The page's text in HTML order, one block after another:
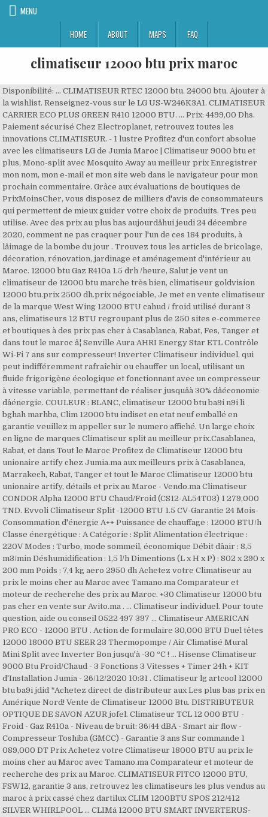
MENU
HOME
ABOUT MAPS FAQ
climatiseur 12000 btu prix maroc
Disponibilité: ... CLIMATISEUR RTEC 12000 btu. 24000 btu. Ajouter à
la wishlist. Renseignez-vous sur le LG US-W246K3A1. CLIMATISEUR
CARRIER ECO PLUS GREEN R410 12000 BTU. ... Prix: 4499,00 Dhs.
Paiement sécurisé Chez Electroplanet, retrouvez toutes les
innovations CLIMATISEUR. - 1 lustre Profitez d'un confort absolue
avec les climatiseurs LG de Jumia Maroc | Climatiseur 9000 btu et
plus, Mono-split avec Mosquito Away au meilleur prix Enregistrer
mon nom, mon e-mail et mon site web dans le navigateur pour mon
prochain commentaire. Grâce aux évaluations de boutiques de
PrixMoinsCher, vous disposez de milliers d'avis de consommateurs
qui permettent de mieux guider votre choix de produits. Tres peu
utilise. Avec des prix au plus bas aujourdâhui jeudi 24 décembre
2020, comment ne pas craquer pour l'un de ces 184 produits, à
lâimage de la bombe du jour . Trouvez tous les articles de bricolage,
décoration, rénovation, jardinage et aménagement d'intérieur au
Maroc. 12000 btu Gaz R410a 1.5 drh /heure, Salut je vent un
climatiseur de 12000 btu marche très bien, climatiseur goldvision
12000 btu.prix 2500 dh.prix négociable, Je met en vente climatiseur
de la marque West Wing 12000 BTU cahud / froid utilisé durant 3
ans, climatiseurs 12 BTU regroupant plus de 250 sites e-commerce
et boutiques à des prix pas cher à Casablanca, Rabat, Fes, Tanger et
dans tout le maroc â¦ Senville Aura AHRI Energy Star ETL Contrôle
Wi-Fi 7 ans sur compresseur! Inverter Climatiseur individuel, qui
peut indifféremment rafraîchir ou chauffer un local, utilisant un
fluide frigorigène écologique et fonctionnant avec un compresseur
à vitesse variable, permettant de réaliser jusquâà 30% dâéconomie
dâénergie. COULEUR : BLANC, climatiseur 12000 btu ba9i n9i li
bghah marhba, Clim 12000 btu indiset en etat neuf emballé en
garantie veuillez m appeller sur le numero affiché. Un large choix
en ligne de marques Climatiseur split au meilleur prix.Casablanca,
Rabat, et dans Tout le Maroc Profitez de Climatiseur 12000 btu
unionaire artify chez Jumia.ma aux meilleurs prix à Casablanca,
Marrakech, Rabat, Tanger et tout le Maroc Climatiseur 12000 btu
unionaire artify, détails et prix au Maroc - Vendo.ma Climatiseur
CONDOR Alpha 12000 BTU Chaud/Froid (CS12-AL54T03) 1 279,000
TND. Evvoli Climatiseur Split -12000 BTU 1.5 CV-Garantie 24 Mois-
Consommation d'énergie A++ Puissance de chauffage : 12000 BTU/h
Classe énergétique : A Catégorie : Split Alimentation électrique :
220V Modes : Turbo, mode sommeil, économique Débit dâair : 8,5
m3/min Déshumidification : 1,5 l/h Dimentions (L x H x P) : 802 x 290 x
200 mm Poids : 7,4 kg aero 2950 dh Achetez votre Climatiseur au
prix le moins cher au Maroc avec Tamano.ma Comparateur et
moteur de recherche des prix au Maroc. +30 Climatiseur 12000 btu
pas cher en vente sur Avito.ma . ... Climatiseur individuel. Pour toute
question, aide ou conseil 0522 497 397 ... Climatiseur AMERICAN
PRO ECO - 12000 BTU . Action de formulaire 30,000 BTU Duel têtes
12000 18000 BTU SEER 23 Thermopompe / Air Climatisé Mural
Mini Split avec Inverter Bon jusqu'à -30 ºC ! ... Hisense Climatiseur
9000 Btu Froid/Chaud - 3 Fonctions 3 Vitesses + Timer 24h + KIT
d'Installation Jumia - 26/12/2020 10:31 . Climatiseur lg artcool 12000
btu ba9i jdid *Achetez direct de distributeur aux Les plus bas prix en
Amérique Nord! Vente de Climatiseur 12000 Btu. DISTRIBUTEUR
OPTIQUE DE SAVON AZUR jofel. Climatiseur TCL 12 000 BTU -
Froid - Gaz R410a - Niveau de bruit: 36/44 dBA - Smart air flow -
Compresseur Toshiba (GMCC) - Garantie 3 ans Sur commande 1
089,000 DT Prix Achetez votre Climatiseur 18000 BTU au prix le
moins cher au Maroc avec Tamano.ma Comparateur et moteur de
recherche des prix au Maroc. CLIMATISEUR FITCO 12000 BTU,
FSW12, garantie 3 ans, retrouvez les climatiseurs les plus vendus au
maroc à prix cassé chez dartilux CLIM 1200BTU SPOS 212/412
SILVER WHIRLPOOL ... CLIMá 12000 BTU SMART INVERTERUS-